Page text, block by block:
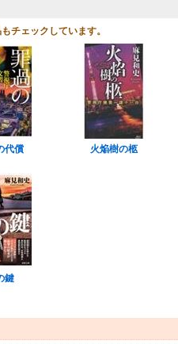
チェックしています。
代償 火焔樹の柩
鍵